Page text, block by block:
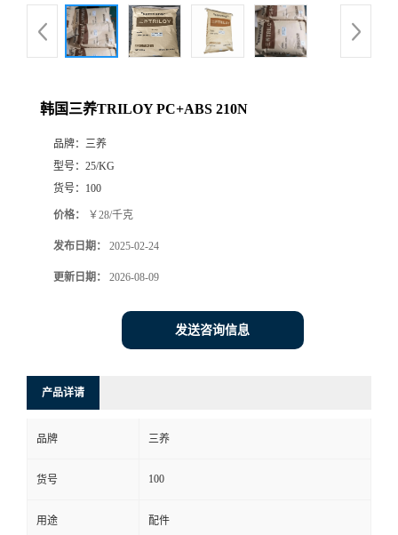
韩国三养TRILOY PC+ABS 210N
品牌： 三养
型号： 25/KG
货号： 100
价格： ￥28/千克
发布日期： 2025-02-24
更新日期： 2026-08-09
发送咨询信息
产品详请
品牌 三养
货号 100
用途 配件